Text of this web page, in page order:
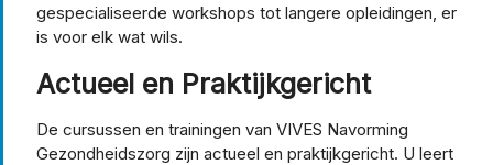
gespecialiseerde workshops tot langere opleidingen, er
is voor elk wat wils.
Actueel en Praktijkgericht
De cursussen en trainingen van VIVES Navorming
Gezondheidszorg zijn actueel en praktijkgericht. U leert